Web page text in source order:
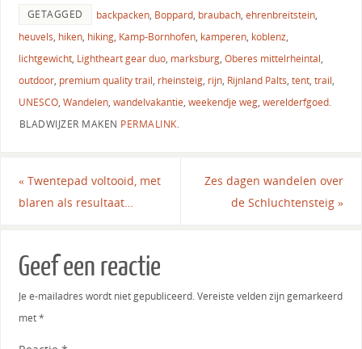
GETAGGED backpacken, Boppard, braubach, ehrenbreitstein,
heuvels, hiken, hiking, Kamp-Bornhofen, kamperen, koblenz,
lichtgewicht, Lightheart gear duo, marksburg, Oberes mittelrheintal,
outdoor, premium quality trail, rheinsteig, rijn, Rijnland Palts, tent, trail,
UNESCO, Wandelen, wandelvakantie, weekendje weg, werelderfgoed.
BLADWIJZER MAKEN PERMALINK.
«Twentepad voltooid, met
blaren als resultaat…
Zes dagen wandelen over
de Schluchtensteig»
Geef een reactie
Je e-mailadres wordt niet gepubliceerd. Vereiste velden zijn gemarkeerd
met*